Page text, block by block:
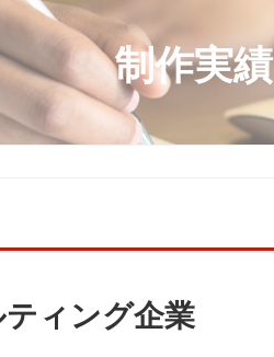
制作実績
ィング企業